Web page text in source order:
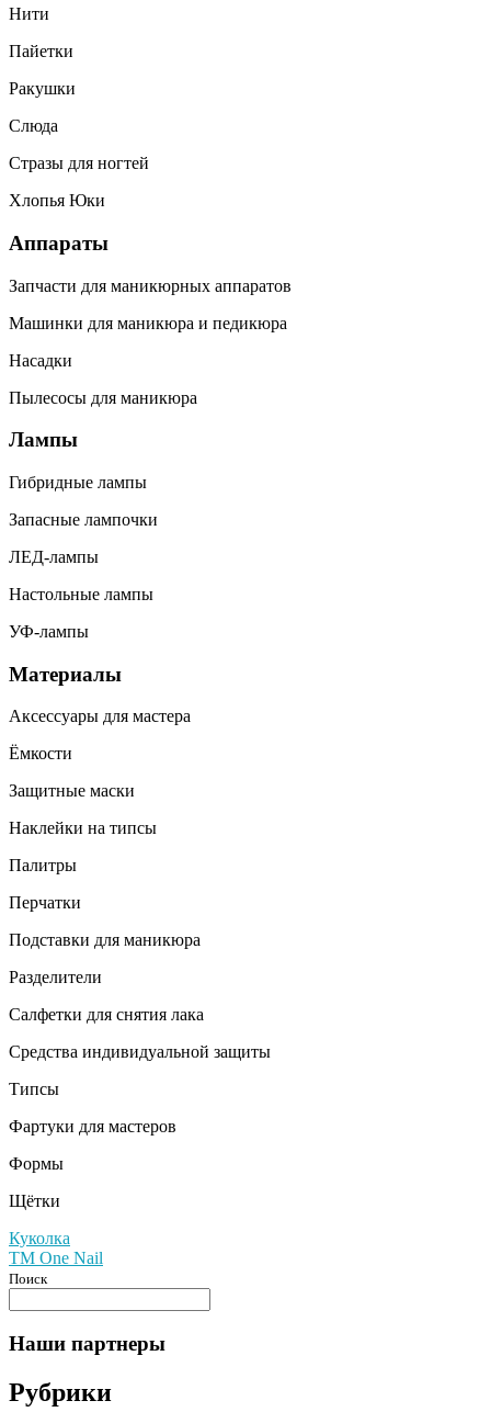
Нити
Пайетки
Ракушки
Слюда
Стразы для ногтей
Хлопья Юки
Аппараты
Запчасти для маникюрных аппаратов
Машинки для маникюра и педикюра
Насадки
Пылесосы для маникюра
Лампы
Гибридные лампы
Запасные лампочки
ЛЕД-лампы
Настольные лампы
УФ-лампы
Материалы
Аксессуары для мастера
Ёмкости
Защитные маски
Наклейки на типсы
Палитры
Перчатки
Подставки для маникюра
Разделители
Салфетки для снятия лака
Средства индивидуальной защиты
Типсы
Фартуки для мастеров
Формы
Щётки
Навигация
по
Куколка
TM One Nail
Поиск
Наши партнеры
Рубрики